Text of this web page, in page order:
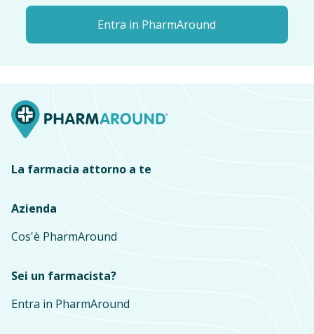
Entra in PharmAround
La farmacia attorno a te
Azienda
Cos'è PharmAround
Sei un farmacista?
Entra in PharmAround